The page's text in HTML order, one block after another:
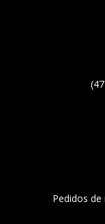
Pedidos